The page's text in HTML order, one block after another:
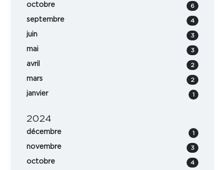
octobre 6
septembre 4
juin 3
mai 3
avril 2
mars 2
janvier 1
2024
décembre 1
novembre 3
octobre 4